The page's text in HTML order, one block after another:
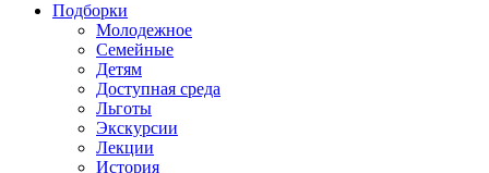
Подборки
Молодежное
Семейные
Детям
Доступная среда
Льготы
Экскурсии
Лекции
История